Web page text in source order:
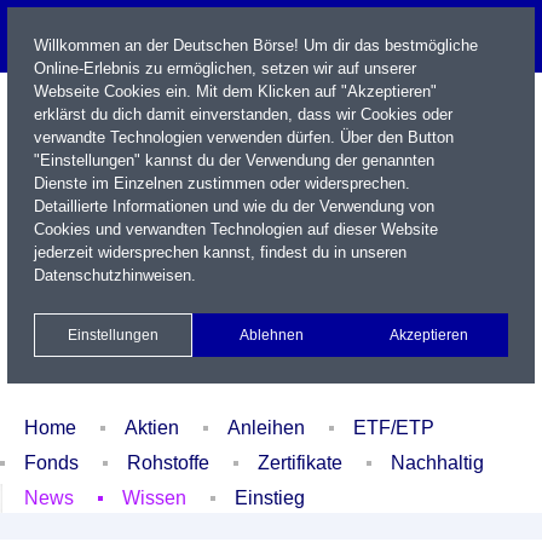
Name / WKN / ISIN / Kürzel
Xetra Realtime
Watchlist Portfolio Login
Home Aktien Anleihen
ETF/ETP
Fonds
Rohstoffe Zertifikate
Nachhaltig
News
Wissen Einstieg
Willkommen an der Deutschen Börse! Um dir das bestmögliche
Online-Erlebnis zu ermöglichen, setzen wir auf unserer
Webseite Cookies ein. Mit dem Klicken auf "Akzeptieren"
erklärst du dich damit einverstanden, dass wir Cookies oder
verwandte Technologien verwenden dürfen. Über den Button
"Einstellungen" kannst du der Verwendung der genannten
Dienste im Einzelnen zustimmen oder widersprechen.
Detaillierte Informationen und wie du der Verwendung von
Cookies und verwandten Technologien auf dieser Website
jederzeit widersprechen kannst, findest du in unseren
Datenschutzhinweisen.
Einstellungen Ablehnen Akzeptieren